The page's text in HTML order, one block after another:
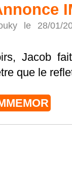
le 28/01/
Jacob
que le